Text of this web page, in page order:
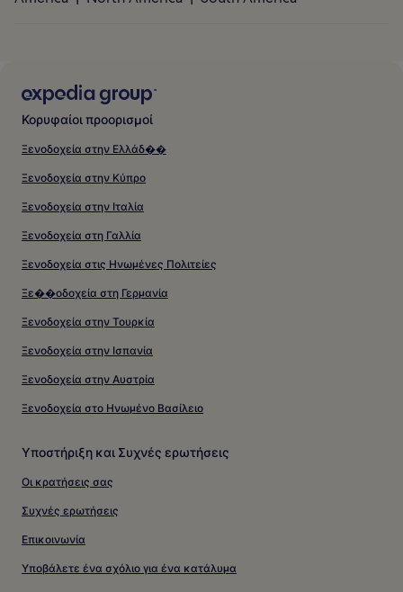
Κορυφαίοι προορισμοί
Ξενοδοχεία στην Ελλάδ��
Ξενοδοχεία στην Κύπρο
Ξενοδοχεία στην Ιταλία
Ξενοδοχεία στη Γαλλία
Ξενοδοχεία στις Ηνωμένες Πολιτείες
Ξε��οδοχεία στη Γερμανία
Ξενοδοχεία στην Τουρκία
Ξενοδοχεία στην Ισπανία
Ξενοδοχεία στην Αυστρία
Ξενοδοχεία στο Ηνωμένο Βασίλειο
Υποστήριξη και Συχνές ερωτήσεις
Οι κρατήσεις σας
Συχνές ερωτήσεις
Επικοινωνία
Υποβάλετε ένα σχόλιο για ένα κατάλυμα